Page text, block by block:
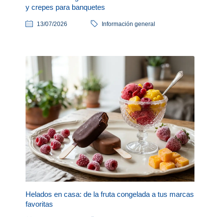
y crepes para banquetes
13/07/2026 Información general
Helados en casa: de la fruta congelada a tus marcas
favoritas